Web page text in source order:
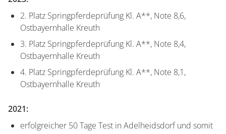
2. Platz Springpferdeprüfung Kl. A**, Note 8,6,
Ostbayernhalle Kreuth
3. Platz Springpferdeprüfung Kl. A**, Note 8,4,
Ostbayernhalle Kreuth
4. Platz Springpferdeprüfung Kl. A**, Note 8,1,
Ostbayernhalle Kreuth
2021:
erfolgreicher 50 Tage Test in Adelheidsdorf und somit